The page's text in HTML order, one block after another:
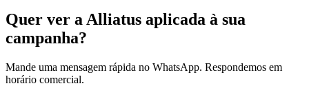
Quer ver a Alliatus aplicada à sua
campanha?
Mande uma mensagem rápida no WhatsApp. Respondemos em
horário comercial.